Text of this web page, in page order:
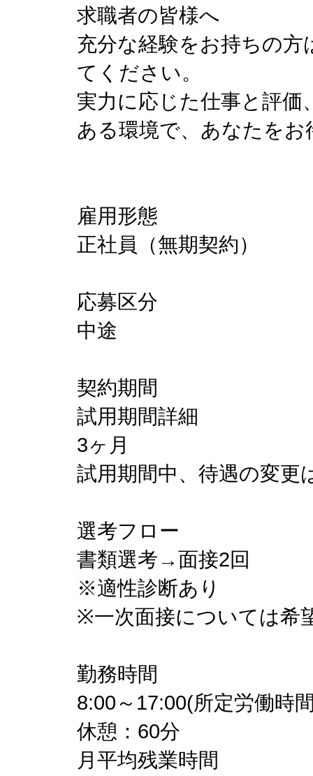
求職者の皆様へ
充分な経験をお持ちの
てください。
実力に応じた仕事と評
ある環境で、あなたを
雇用形態
正社員（無期契約）
応募区分
中途
契約期間
試用期間詳細
3ヶ月
試用期間中、待遇の変更
選考フロー
書類選考→面接2回
※適性診断あり
※一次面接については希
勤務時間
8:00～17:00(所定労働時
休憩：60分
月平均残業時間